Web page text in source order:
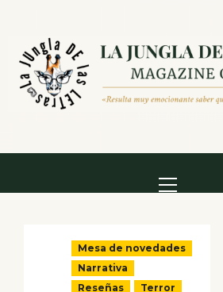
contenido
Menú
principal
Mesa de novedades
Narrativa
Reseñas
Terror